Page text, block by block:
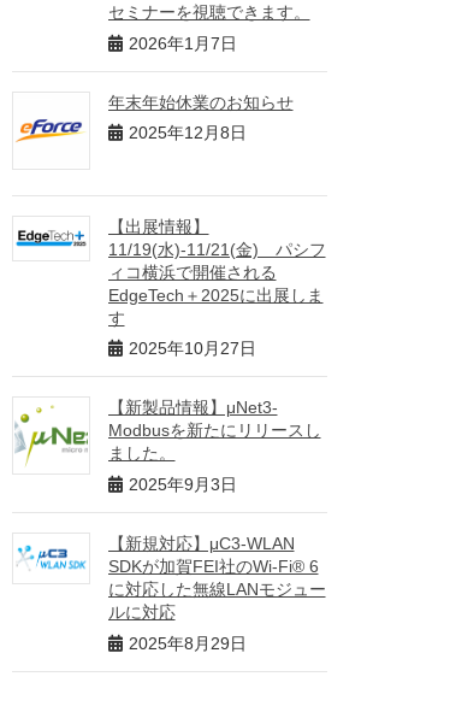
セミナーを視聴できます。
2026年1月7日
年末年始休業のお知らせ
2025年12月8日
【出展情報】
11/19(水)-11/21(金) パシフ
ィコ横浜で開催される
EdgeTech＋2025に出展しま
す
2025年10月27日
【新製品情報】μNet3-
Modbusを新たにリリースし
ました。
2025年9月3日
【新規対応】μC3-WLAN
SDKが加賀FEI社のWi-Fi® 6
に対応した無線LANモジュー
ルに対応
2025年8月29日